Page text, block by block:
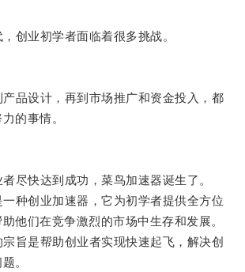
业初学者面临着很多挑战。
设计，再到市场推广和资金投入，都
的事情。
快达到成功，菜鸟加速器诞生了。
创业加速器，它为初学者提供全方位
他们在竞争激烈的市场中生存和发展。
是帮助创业者实现快速起飞，解决创
。